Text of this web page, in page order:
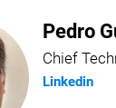
Pedro
Chief
Linkedin